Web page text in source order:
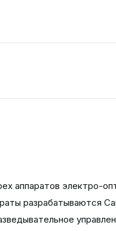
аппаратов электро-
разрабатываются